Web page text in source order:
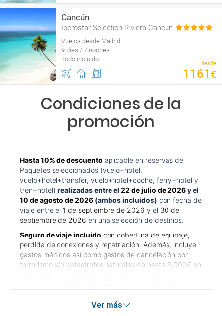
Cancún
Iberostar Selection Riviera Cancún
Vuelos desde Madrid
9 días / 7 noches
Todo incluido
desde
1161 €
Condiciones de la
promoción
Hasta 10% de descuento aplicable en reservas de
Paquetes seleccionados (vuelo+hotel,
vuelo+hotel+transfer, vuelo+hotel+coche, ferry+hotel y
tren+hotel) realizadas entre el 22 de julio de 2026y el
10 de agosto de 2026 (ambos incluidos) con fecha de
viaje entre el 1 de septiembre de 2026 y el 30 de
septiembre de 2026 en una selección de destinos.
Seguro de viaje incluido con cobertura de equipaje,
pérdida de conexiones y repatriación. Además, incluye
gastos médicos así como gastos de cancelación por
terrorismo y/o catástrofes naturales de hasta 3.000€ en
no olvide que si quiere reforzar esta asistencia tiene que
Ver más